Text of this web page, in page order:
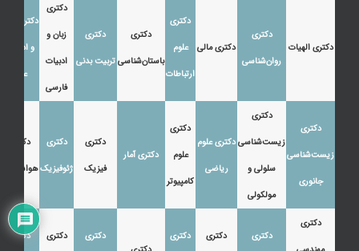
دکتری الهیات
دکتری
روان‌شناسی
دکتری مالی
دکتری
علوم
ارتباطات
دکتری
باستان‌شناسی
دکتری
تربیت بدنی
دکتری
زبان و
ادبیات
فارسی
دکتری زبان
و ادبیات
عرب
دکتری
زیست‌شناسی
جانوری
دکتری
زیست‌شناسی
سلولی و
مولکولی
دکتری علوم
ریاضی
دکتری
علوم
کامپیوتر
دکتری آمار
دکتری
فیزیک
دکتری
ژئوفیزیک
دکتری
هواشناسی
دکتری
دکتری دکتری
دکتری
دکتری دکتری دکتری